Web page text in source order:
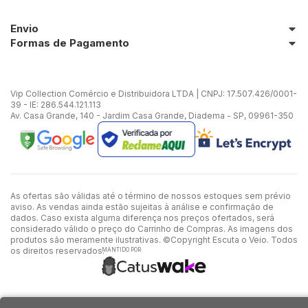
Envio
Formas de Pagamento
Vip Collection Comércio e Distribuidora LTDA | CNPJ: 17.507.426/0001-
39 - IE: 286.544.121.113
Av. Casa Grande, 140 - Jardim Casa Grande, Diadema - SP, 09961-350
As ofertas são válidas até o término de nossos estoques sem prévio
aviso. As vendas ainda estão sujeitas à análise e confirmação de
dados. Caso exista alguma diferença nos preços ofertados, será
considerado válido o preço do Carrinho de Compras. As imagens dos
produtos são meramente ilustrativas. ©Copyright Escuta o Veio. Todos
os direitos reservados.MANTIDO POR